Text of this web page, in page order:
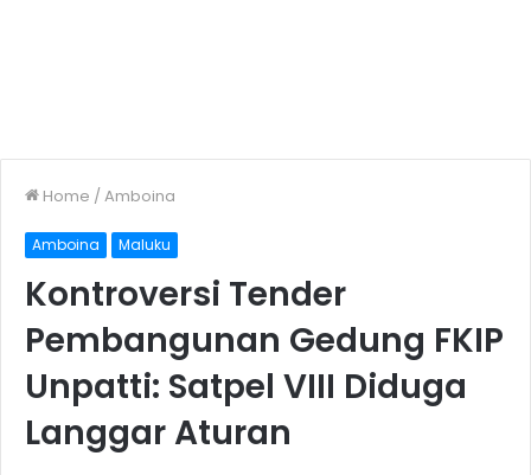
Home /Amboina
Amboina Maluku
Kontroversi Tender
Pembangunan Gedung FKIP
Unpatti: Satpel VIII Diduga
Langgar Aturan